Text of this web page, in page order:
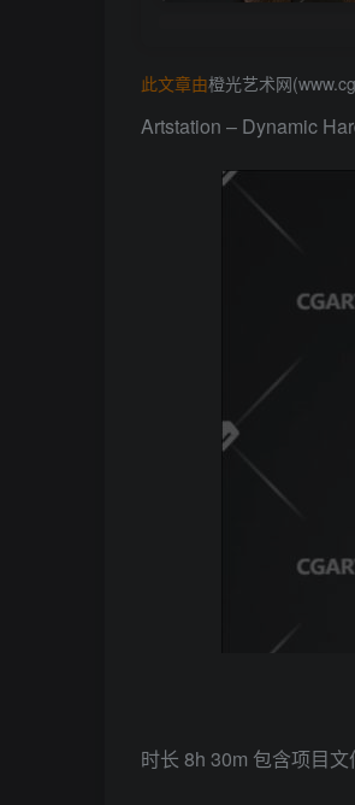
此文章由橙光艺术网
Artstation – Dynamic
时长 8h 30m 包含项目